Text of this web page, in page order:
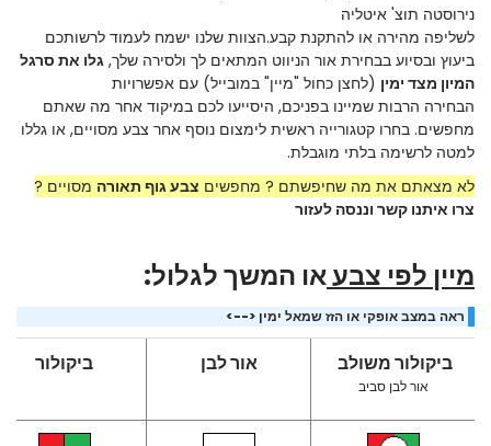
כדי
לאזור
תוכן
מרכזי
נירוסטה תוצ' איטליה
לשליפה מהירה או להתקנת קבע.הצוות שלנו ישמח לעמוד לרשותכם
ביעוץ ובסיוע בבחירת אור הניווט המתאים לך ולסירה שלך, גלו את סרגל
המיון מצד ימין (לחצן כחול "מיין" במובייל) עם אפשרויות
הבחירה הרבות שמיינו בפניכם, היסייעו לכם במיקוד אחר מה שאתם
מחפשים. בחרו קטגורייה ראשית לימצום נוסף אחר צבע מסויים, או גללו
למטה לרשימה בלתי מוגבלת.
לא מצאתם את מה שחיפשתם ? מחפשים צבע גוף תאורה מסויים ?
צרו איתנו קשר וננסה לעזור
מיין לפי צבעאו המשך לגלול:
ראה במצב אופקי או הזז שמאל ימין <-->
ביקולור משולב
אור לבן סביב
אור לבן ביקולור